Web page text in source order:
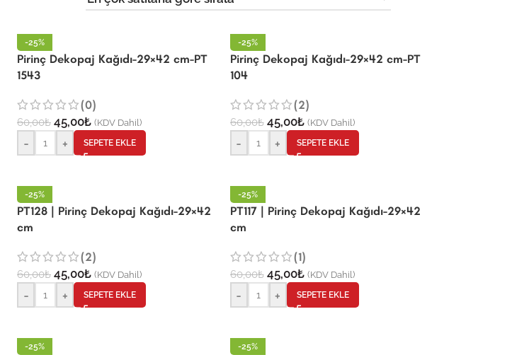
-25%
Pirinç Dekopaj Kağıdı-29×42 cm-PT
1543
(0)
60,00₺ 45,00₺ (KDV Dahil)
- + SEPETE EKLE
-25%
Pirinç Dekopaj Kağıdı-29×42 cm-PT
104
(2)
60,00₺ 45,00₺ (KDV Dahil)
- + SEPETE EKLE
-25%
PT128 | Pirinç Dekopaj Kağıdı-29×42
cm
(2)
60,00₺ 45,00₺ (KDV Dahil)
- + SEPETE EKLE
-25%
PT117 | Pirinç Dekopaj Kağıdı-29×42
cm
(1)
60,00₺ 45,00₺ (KDV Dahil)
- + SEPETE EKLE
-25% -25%